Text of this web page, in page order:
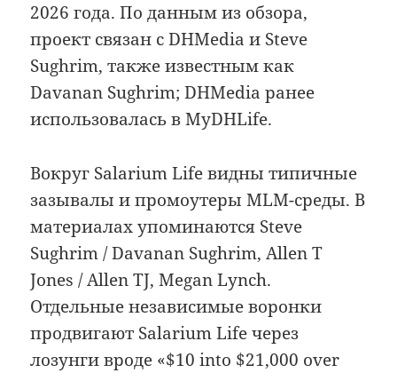
2026 года. По данным из обзора,
проект связан с DHMedia и Steve
Sughrim, также известным как
Davanan Sughrim; DHMedia ранее
использовалась в MyDHLife.
Вокруг Salarium Life видны типичные
зазывалы и промоутеры MLM-среды. В
материалах упоминаются Steve
Sughrim / Davanan Sughrim, Allen T
Jones / Allen TJ, Megan Lynch.
Отдельные независимые воронки
продвигают Salarium Life через
лозунги вроде «$10 into $21,000 over